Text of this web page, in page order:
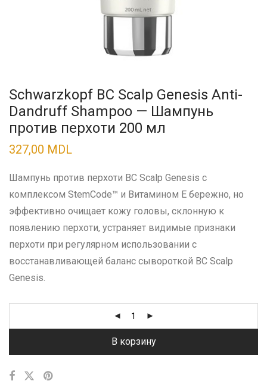
Schwarzkopf BC Scalp Genesis Anti-
Dandruff Shampoo — Шампунь
против перхоти 200 мл
327,00 MDL
Шампунь против перхоти BC Scalp Genesis с
комплексом StemCode™ и Витамином E бережно, но
эффективно очищает кожу головы, склонную к
появлению перхоти, устраняет видимые признаки
перхоти при регулярном использовании с
восстанавливающей баланс сывороткой BC Scalp
Genesis.
В корзину